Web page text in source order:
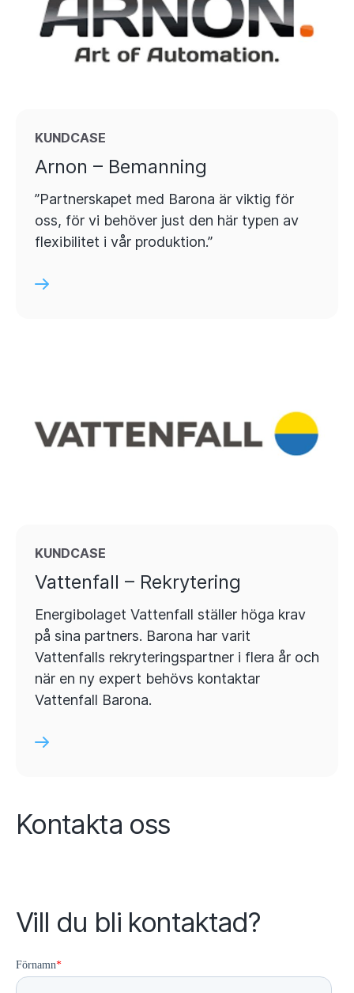
KUNDCASE
Arnon – Bemanning
”Partnerskapet med Barona är viktig för
oss, för vi behöver just den här typen av
flexibilitet i vår produktion.”
KUNDCASE
Vattenfall – Rekrytering
Energibolaget Vattenfall ställer höga krav
på sina partners. Barona har varit
Vattenfalls rekryteringspartner i flera år och
när en ny expert behövs kontaktar
Vattenfall Barona.
Kontakta oss
Vill du bli kontaktad?